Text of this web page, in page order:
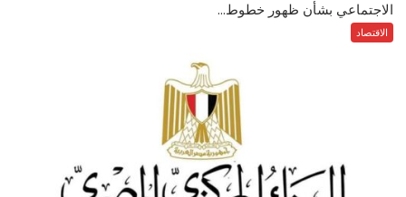
الاجتماعي بشأن ظهور خطوط...
الاقتصاد